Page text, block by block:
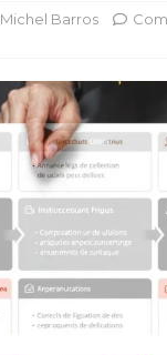
Michel Barros